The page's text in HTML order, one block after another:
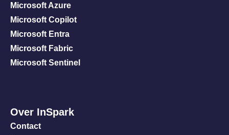
Microsoft Azure
Microsoft Copilot
Microsoft Entra
Microsoft Fabric
Microsoft Sentinel
Over InSpark
Contact